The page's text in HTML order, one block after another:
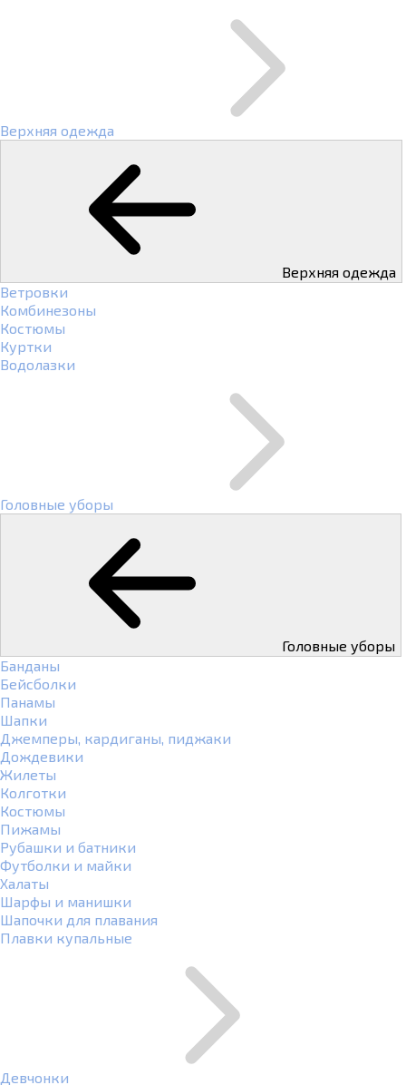
Верхняя одежда
Верхняя одежда
Ветровки
Комбинезоны
Костюмы
Куртки
Водолазки
Головные уборы
Головные уборы
Банданы
Бейсболки
Панамы
Шапки
Джемперы, кардиганы, пиджаки
Дождевики
Жилеты
Колготки
Костюмы
Пижамы
Рубашки и батники
Футболки и майки
Халаты
Шарфы и манишки
Шапочки для плавания
Плавки купальные
Девчонки